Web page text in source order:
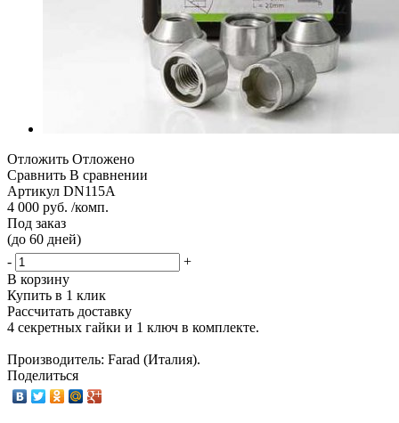
Отложить Отложено
Сравнить В сравнении
Артикул DN115A
4 000 руб. /комп.
Под заказ
(до 60 дней)
-
+
В корзину
Купить в 1 клик
Рассчитать доставку
4 секретных гайки и 1 ключ в комплекте.
Производитель: Farad (Италия).
Поделиться